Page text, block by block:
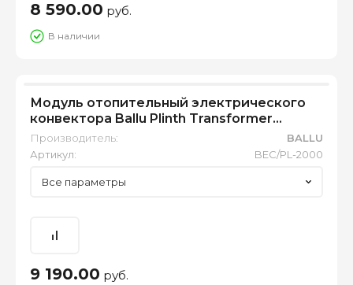
8 590.00 руб.
В наличии
Модуль отопительный электрического
конвектора Ballu Plinth Transformer
BEC/PL-2000
Производитель:
BALLU
Артикул:
BEC/PL-2000
Все параметры
9 190.00 руб.